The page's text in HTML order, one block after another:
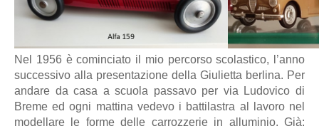
Nel 1956 è cominciato il mio percorso scolastico, l’anno
successivo alla presentazione della Giulietta berlina. Per
andare da casa a scuola passavo per via Ludovico di
Breme ed ogni mattina vedevo i battilastra al lavoro nel
modellare le forme delle carrozzerie in alluminio. Già: